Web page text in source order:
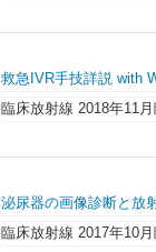
救急IVR手技詳説 with
臨床放射線 2018年11
泌尿器の画像診断と放
臨床放射線 2017年10